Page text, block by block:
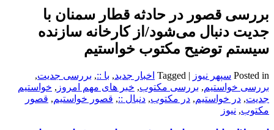
بررسی قصور در حادثه قطار سمنان با
جدیت دنبال می‌شود/از کارخانه سازنده
سیستم توضیح مکتوب خواستیم
Posted in سپهر نیوز |
Tagged اخبار جدید, با ::, بررسی جدیت,
بررسی خواستیم, بررسی مکتوب, خبر های مهم امروز , خواستیم
جدیت, در خواستیم, در مکتوب, دنبال ::, قصور خواستیم, قصور
مکتوب, نیوز